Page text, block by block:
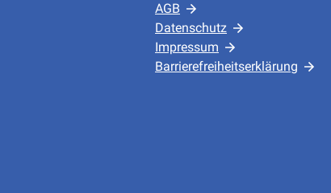
AGB
Datenschutz
Impressum
Barrierefreiheitserklärung